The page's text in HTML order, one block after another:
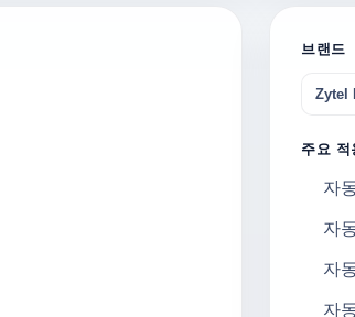
브랜드
Zytel
주요 적
자
자
자
자